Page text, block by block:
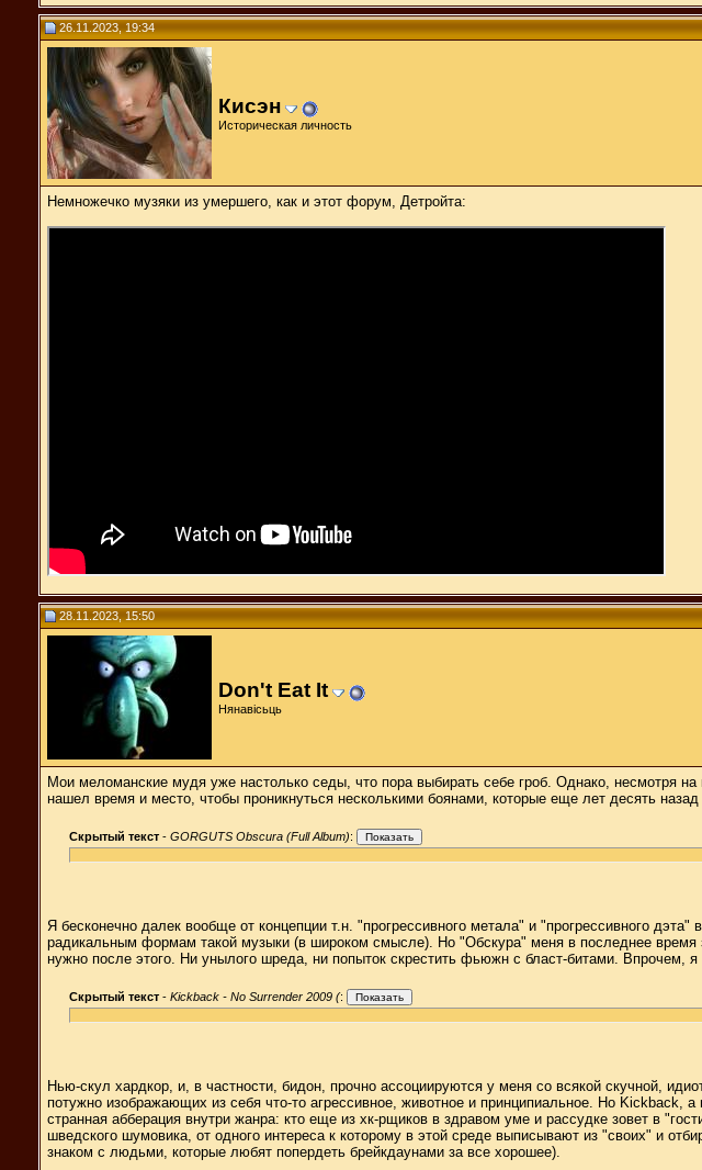
26.11.2023, 19:34
Кисэн
Историческая личность
Немножечко музяки из умершего, как и этот форум, Детройта:
28.11.2023, 15:50
Don't Eat It
Нянавісьць
Мои меломанские мудя уже настолько седы, что пора выбирать себе гроб. Однако, несмотря
нашел время и место, чтобы проникнуться несколькими боянами, которые еще лет десять
Скрытый текст - GORGUTS Obscura (Full Album):
Я бесконечно далек вообще от концепции т.н. "прогрессивного метала" и "прогрессивного
радикальным формам такой музыки (в широком смысле). Но "Обскура" меня в последнее время
нужно после этого. Ни унылого шреда, ни попыток скрестить фьюжн с бласт-битами. Впрочем, я
Скрытый текст - Kickback - No Surrender 2009 (:
Нью-скул хардкор, и, в частности, бидон, прочно ассоциируются у меня со всякой скучной,
потужно изображающих из себя что-то агрессивное, животное и принципиальное. Но
странная абберация внутри жанра: кто еще из хк-рщиков в здравом уме и рассудке зовет в
шведского шумовика, от одного интереса к которому в этой среде выписывают из "своих" и
знаком с людьми, которые любят попердеть брейкдаунами за все хорошее).